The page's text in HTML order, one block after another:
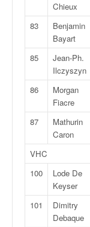
Chieux
83
Benjamin
Bayart
85
Jean-Ph.
Ilczyszyn
86
Morgan
Fiacre
87
Mathurin
Caron
VHC
100
Lode De
Keyser
101
Dimitry
Debaque